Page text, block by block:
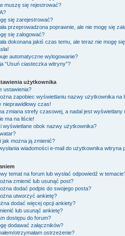
muszę się rejestrować?
się zarejestrować?
przeprowadzona poprawnie, ale nie mogę się
się zalogować?
dokonana jakiś czas temu, ale teraz nie mogę
automatyczne wylogowanie?
“Usuń ciasteczka witryny”?
użytkownika
ustawienia?
zapobiec wyświetlaniu nazwy użytkownika
czas!
zmiana strefy czasowej, a nadal jest wyświetlany
ma na liście!
wyświetlane obok nazwy użytkownika?
jak można ją zmienić?
wiadomości e-mail do użytkownika witryna
temat na forum lub wysłać odpowiedź w
zmienić lub usunąć post?
dodać podpis do swojego posta?
utworzyć ankietę?
dodać więcej opcji ankiety?
lub usunąć ankietę?
dostępu do forum?
dodawać załączników?
otrzymałam ostrzeżenie?